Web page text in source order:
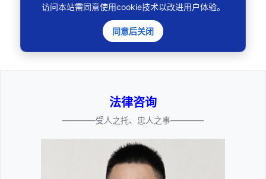
法律咨询
————受人之托、忠人之事————
访问本站需同意使用cookie技术以改进用户体验。
同意后关闭